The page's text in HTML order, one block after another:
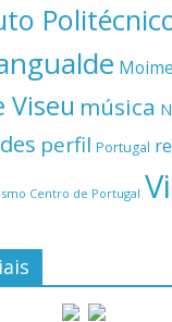
Viseu música
perfil Portugal
Centro de Portugal